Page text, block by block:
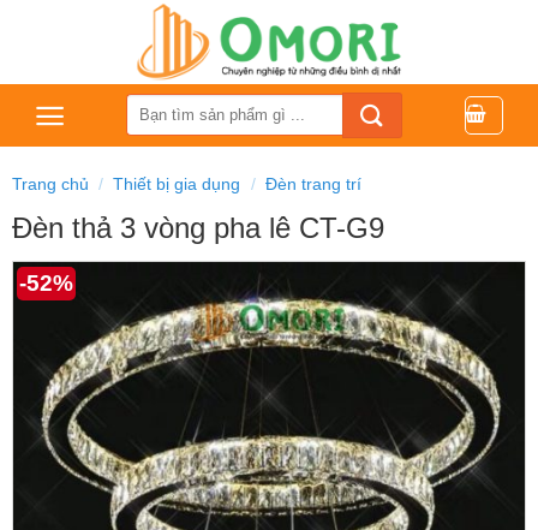
dung
Tìm
kiếm:
Trang chủ / Thiết bị gia dụng / Đèn trang trí
Đèn thả 3 vòng pha lê CT-G9
-52%